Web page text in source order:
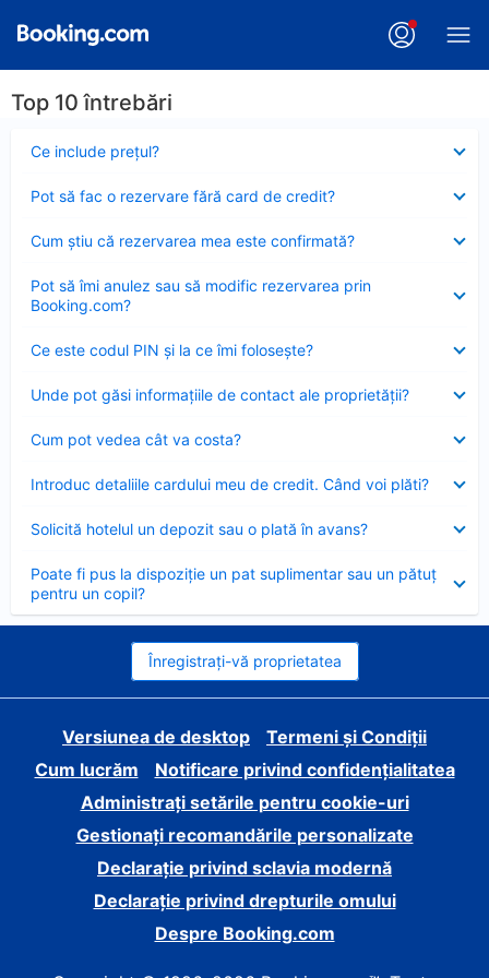
Top 10 întrebări
Ce include preţul?
închis
Pot să fac o rezervare fără card de credit?
închis
Cum ştiu că rezervarea mea este confirmată?
închis
Pot să îmi anulez sau să modific rezervarea prin
Booking.com?
închis
Ce este codul PIN şi la ce îmi foloseşte?
închis
Unde pot găsi informațiile de contact ale proprietății?
închis
Cum pot vedea cât va costa?
închis
Introduc detaliile cardului meu de credit. Când voi plăti?
închis
Solicită hotelul un depozit sau o plată în avans?
închis
Poate fi pus la dispoziție un pat suplimentar sau un pătuț
pentru un copil?
închis
Înregistrați-vă proprietatea
Versiunea de desktop
Termeni și Condiții
Cum lucrăm
Notificare privind confidențialitatea
Administrați setările pentru cookie-uri
Gestionați recomandările personalizate
Declarație privind sclavia modernă
Declarație privind drepturile omului
Despre Booking.com